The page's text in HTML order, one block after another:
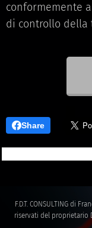
conformemente
di controllo della
Share
F.D.T. CONSULTING di
riservati del proprietario